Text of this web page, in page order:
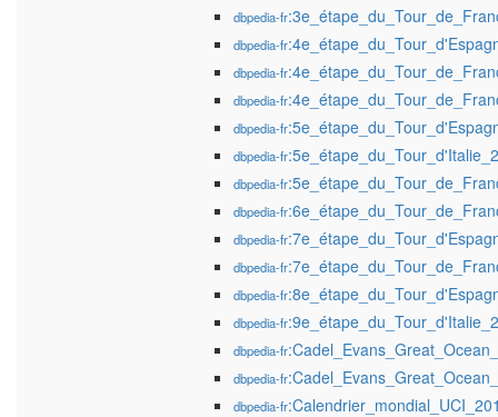
dbpedia-fr
dbpedia-fr
dbpedia-fr
dbpedia-fr
dbpedia-fr
dbpedia-fr
dbpedia-fr
dbpedia-fr
dbpedia-fr
dbpedia-fr
dbpedia-fr
dbpedia-fr
dbpedia-fr
dbpedia-fr
dbpedia-fr